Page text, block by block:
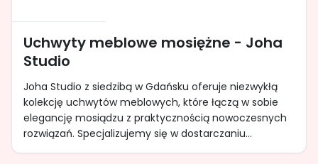
Uchwyty meblowe mosiężne - Joha
Studio
Joha Studio z siedzibą w Gdańsku oferuje niezwykłą
kolekcję uchwytów meblowych, które łączą w sobie
elegancję mosiądzu z praktycznością nowoczesnych
rozwiązań. Specjalizujemy się w dostarczaniu...